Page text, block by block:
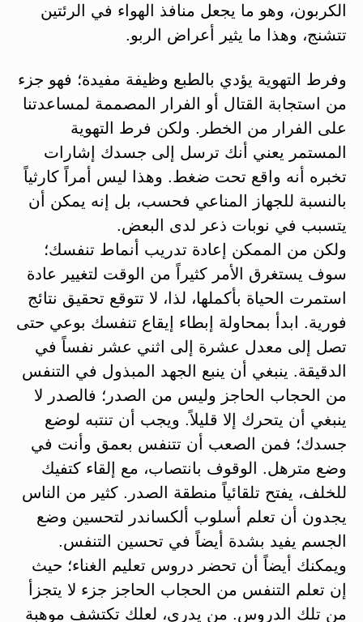
الكربون، وهو ما يجعل منافذ الهواء في الرئتين
تتشنج، وهذا ما يثير أعراض الربو.
وفرط التهوية يؤدي بالطبع وظيفة مفيدة؛ فهو جزء
من استجابة القتال أو الفرار المصممة لمساعدتنا
على الفرار من الخطر. ولكن فرط التهوية
المستمر يعني أنك ترسل إلى جسدك إشارات
تخبره أنه واقع تحت ضغط. وهذا ليس أمراً كارثياً
بالنسبة للجهاز المناعي فحسب، بل إنه يمكن أن
يتسبب في نوبات ذعر لدى البعض.
ولكن من الممكن إعادة تدريب أنماط تنفسك؛
سوف يستغرق الأمر كثيراً من الوقت لتغيير عادة
استمرت الحياة بأكملها، لذا، لا تتوقع تحقيق نتائج
فورية. ابدأ بمحاولة إبطاء إيقاع تنفسك بوعي حتى
تصل إلى معدل عشرة إلى اثني عشر نفساً في
الدقيقة. ينبغي أن ينبع الجهد المبذول في التنفس
من الحجاب الحاجز وليس من الصدر؛ فالصدر لا
ينبغي أن يتحرك إلا قليلاً. ويجب أن تنتبه لوضع
جسدك؛ فمن الصعب أن تتنفس بعمق وأنت في
وضع مترهل. الوقوف بانتصاب، مع إلقاء كتفيك
للخلف، يفتح تلقائياً منطقة الصدر. كثير من الناس
يجدون أن تعلم أسلوب ألكساندر لتحسين وضع
الجسم يفيد بشدة أيضاً في تحسين التنفس.
ويمكنك أيضاً أن تحضر دروس تعليم الغناء؛ حيث
إن تعلم التنفس من الحجاب الحاجز جزء لا يتجزأ
من تلك الدروس. من يدري، لعلك تكتشف موهبة